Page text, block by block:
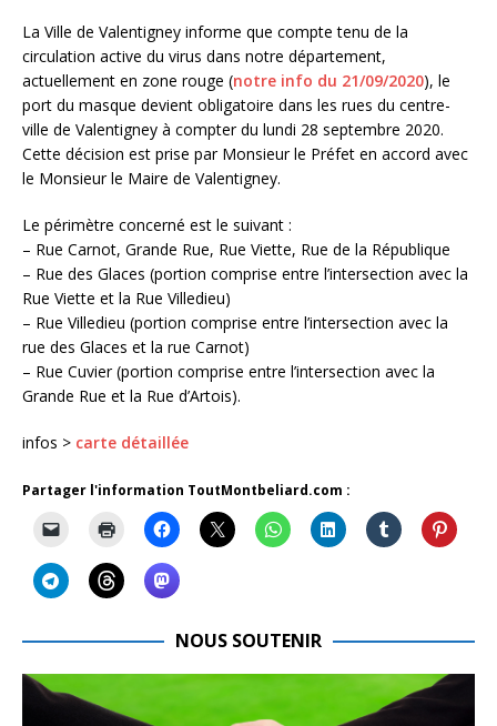
La Ville de Valentigney informe que compte tenu de la
circulation active du virus dans notre département,
actuellement en zone rouge (notre info du 21/09/2020), le
port du masque devient obligatoire dans les rues du centre-
ville de Valentigney à compter du lundi 28 septembre 2020.
Cette décision est prise par Monsieur le Préfet en accord avec
le Monsieur le Maire de Valentigney.
Le périmètre concerné est le suivant :
– Rue Carnot, Grande Rue, Rue Viette, Rue de la République
– Rue des Glaces (portion comprise entre l’intersection avec la
Rue Viette et la Rue Villedieu)
– Rue Villedieu (portion comprise entre l’intersection avec la
rue des Glaces et la rue Carnot)
– Rue Cuvier (portion comprise entre l’intersection avec la
Grande Rue et la Rue d’Artois).
infos > carte détaillée
Partager l'information ToutMontbeliard.com :
NOUS SOUTENIR